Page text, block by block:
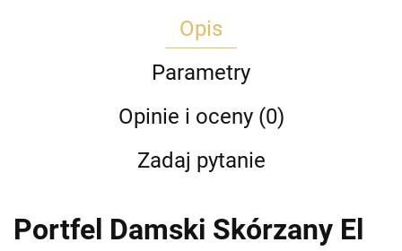
Opis
Parametry
Opinie i oceny (0)
Zadaj pytanie
Portfel Damski Skórzany El